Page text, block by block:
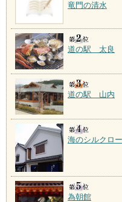
竜門の清水
道の駅 太良
道の駅 山内
海のシルクロ
為朝館